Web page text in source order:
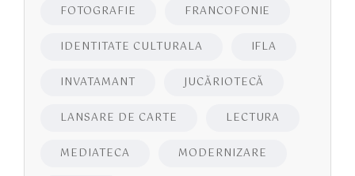
FOTOGRAFIE FRANCOFONIE
IDENTITATE CULTURALA IFLA
INVATAMANT JUCĂRIOTECĂ
LANSARE DE CARTE LECTURA
MEDIATECA MODERNIZARE